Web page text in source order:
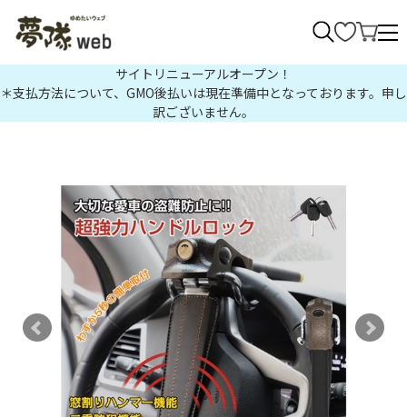
サイトリニューアルオープン！
＊支払方法について、GMO後払いは現在準備中となっております。申し
訳ございません。